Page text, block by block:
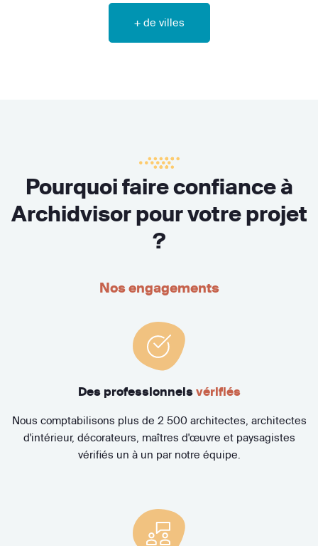
+ de villes
Pourquoi faire confiance à
Archidvisor pour votre projet
?
Nos engagements
Des professionnels vérifiés
Nous comptabilisons plus de 2 500 architectes, architectes
d'intérieur, décorateurs, maîtres d'œuvre et paysagistes
vérifiés un à un par notre équipe.